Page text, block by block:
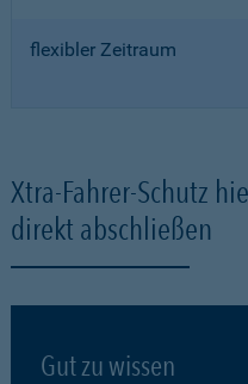
flexibler Zeitraum
Xtra-Fahrer-Schutz
direkt abschließen
Gut zu wissen